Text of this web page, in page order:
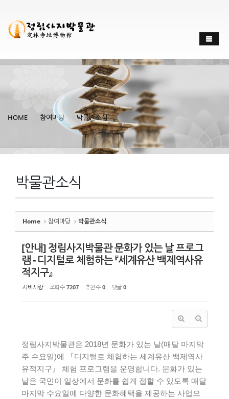
HOME 참여마당 박물관소식
박물관소식
Home 참여마당 박물관소식
[안내] 정림사지박물관 문화가 있는 날 프로그
램 - 디지털로 체험하는 『세계유산 백제역사유
적지구』
사비사랑 조회 수 7207 추천 수 0 댓글 0
정림사지박물관은 2018년 문화가 있는 날(매달 마지막
주 수요일)에 『디지털로 체험하는 세계유산 백제역사
유적지구』 체험 프로그램을 운영합니다. 문화가 있는
날은 국민이 일상에서 문화를 쉽게 접할 수 있도록 매달
마지막 수요일에 다양한 문화혜택을 제공하는 사업으
스케치북5
스케치북5